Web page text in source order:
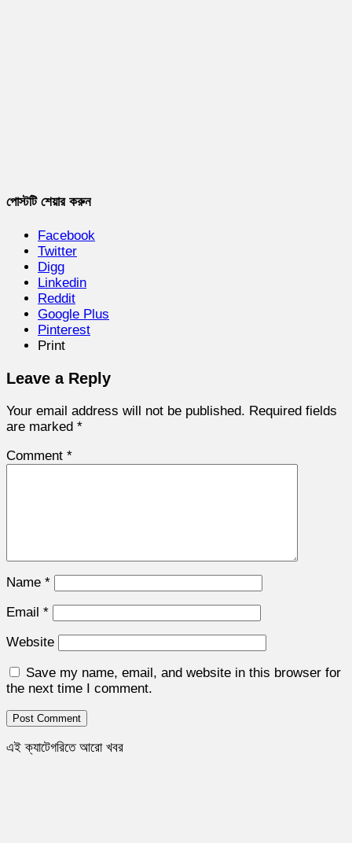
পোস্টটি শেয়ার করুন
Facebook
Twitter
Digg
Linkedin
Reddit
Google Plus
Pinterest
Print
Leave a Reply
Your email address will not be published. Required fields
are marked *
Comment *
Name *
Email *
Website
Save my name, email, and website in this browser for
the next time I comment.
এই ক্যাটেগরিতে আরো খবর